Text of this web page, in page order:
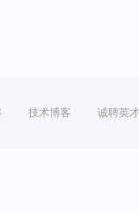
技术博客 诚聘英才